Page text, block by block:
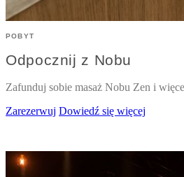
POBYT
Odpocznij z Nobu
Zafunduj sobie masaż Nobu Zen i
Zarezerwuj Dowiedź się więcej